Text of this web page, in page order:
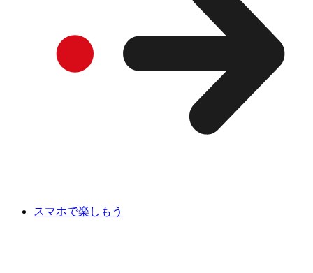
スマホで楽しもう